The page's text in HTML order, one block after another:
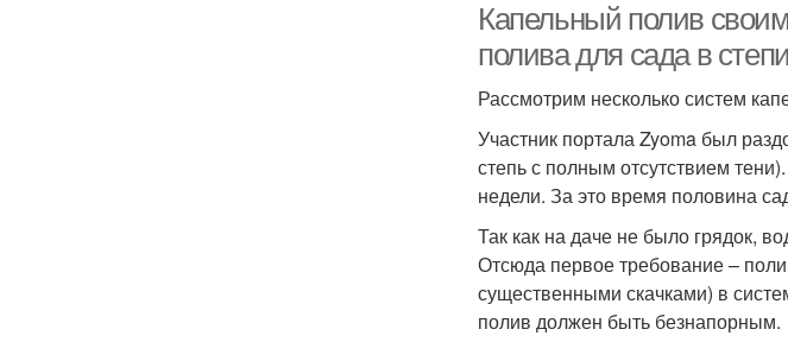
Капельный полив
полива для сада в степи
Рассмотрим несколько систем
Участник портала Zyoma был
степь с полным отсутствием
недели. За это время половина
Так как на даче не было грядок,
Отсюда первое требование –
существенными скачками) в
полив должен быть безнапорным.